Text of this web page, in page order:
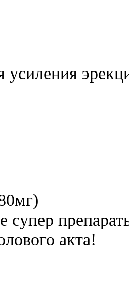
усиления
супер
акта!